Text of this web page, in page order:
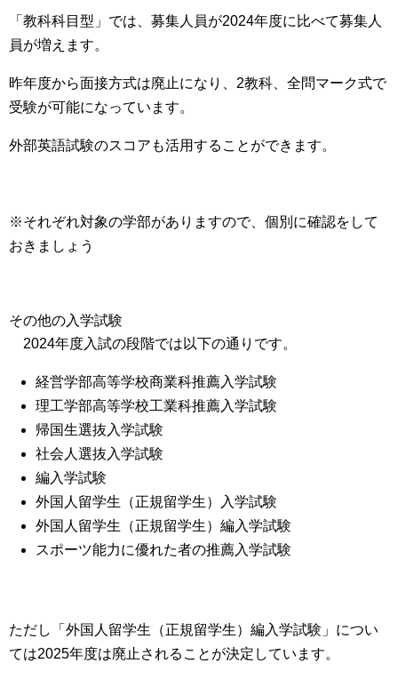
「教科科目型」 では、募集人員が2024年度に比べて募集人
員が増えます。
昨年度から面接方式は廃止になり、2教科、全問マーク式で
受験が可能になっています。
外部英語試験のスコアも活用することができます。
※それぞれ対象の学部がありますので、個別に確認をして
おきましょう
その他の入学試験
2024年度入試の段階では以下の通りです。
経営学部高等学校商業科推薦入学試験
理工学部高等学校工業科推薦入学試験
帰国生選抜入学試験
社会人選抜入学試験
編入学試験
外国人留学生（正規留学生）入学試験
外国人留学生（正規留学生）編入学試験
スポーツ能力に優れた者の推薦入学試験
ただし「外国人留学生（正規留学生）編入学試験」につい
ては2025年度は廃止されることが決定しています。